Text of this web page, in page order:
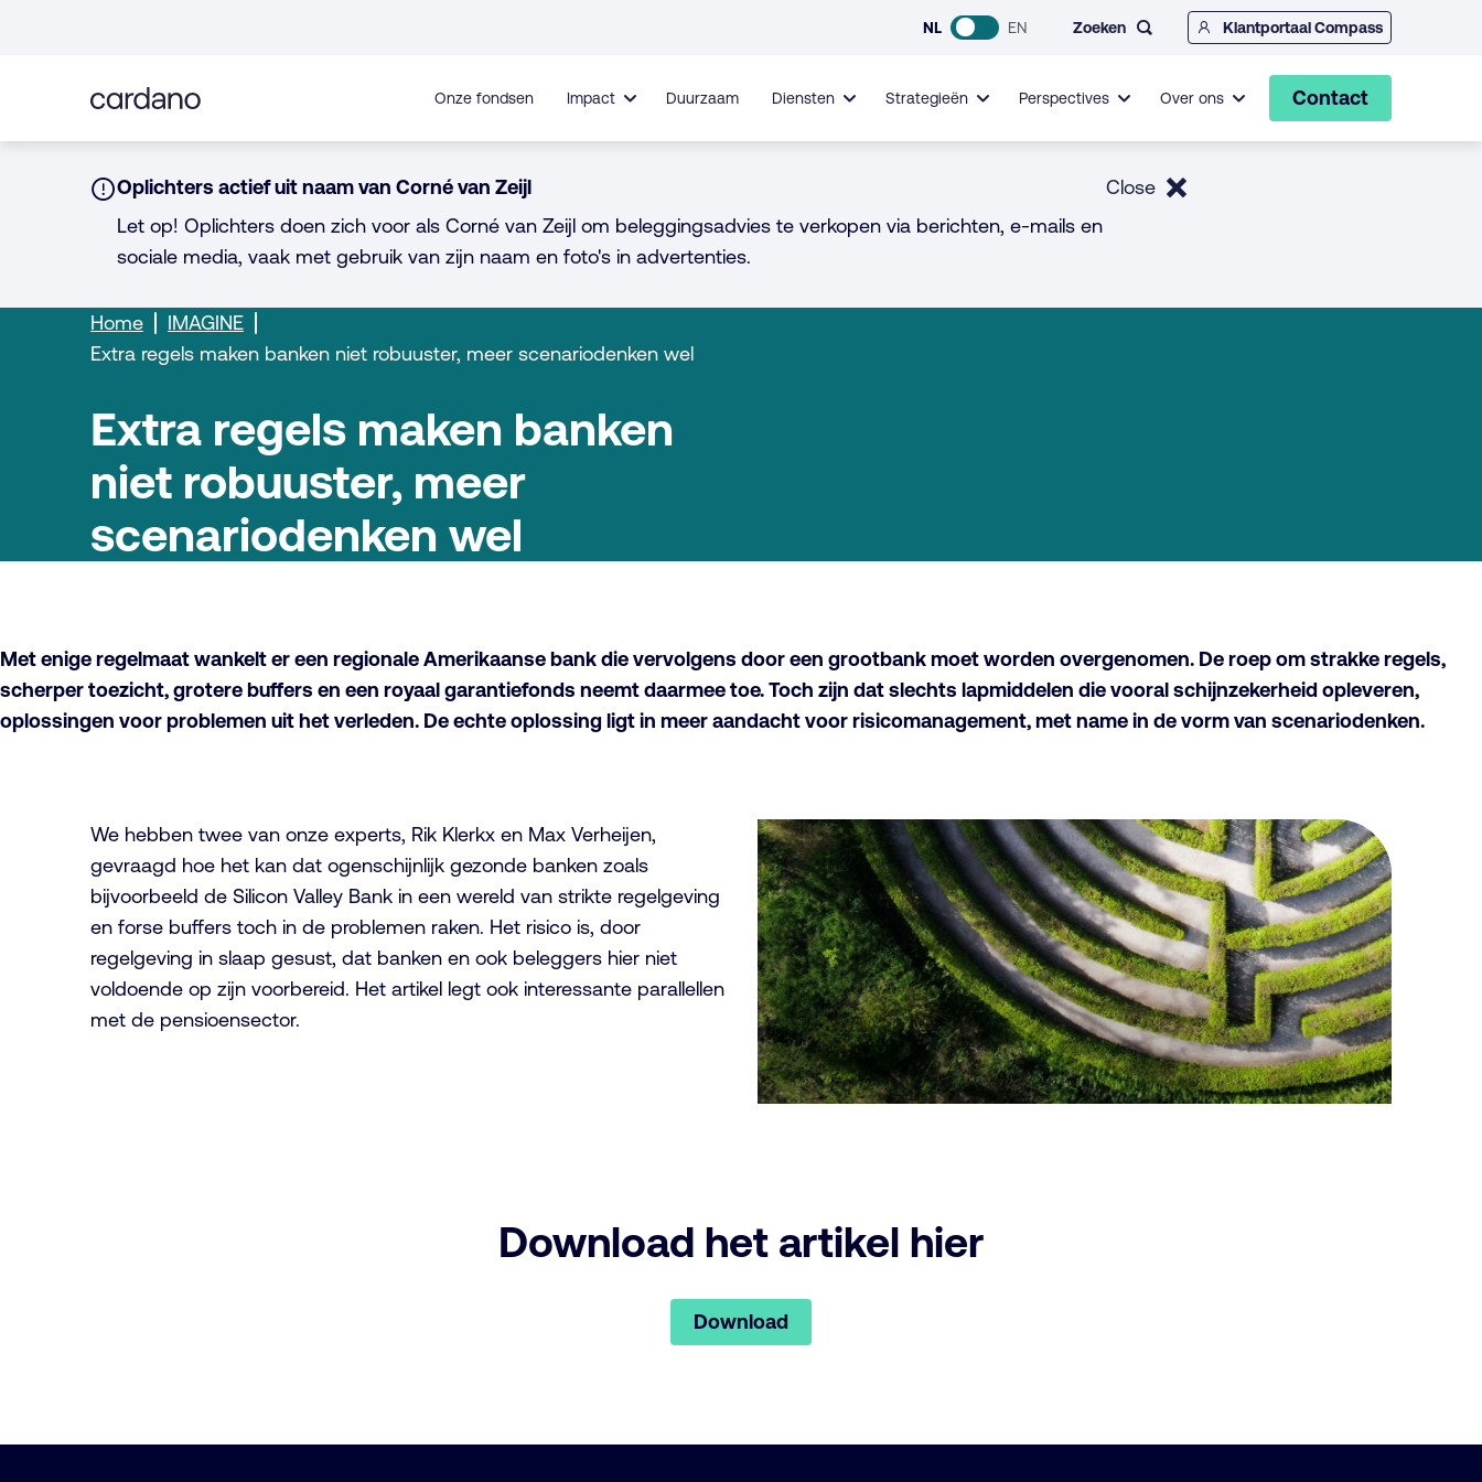
inhoud
NL EN Zoeken Klantportaal Compass
Onze fondsen Impact Duurzaam Diensten Strategieën Perspectives Over ons Contact
Notice:
Oplichters actief uit naam van Corné van Zeijl
Let op! Oplichters doen zich voor als Corné van Zeijl om beleggingsadvies te verkopen via berichten, e-mails en
sociale media, vaak met gebruik van zijn naam en foto's in advertenties.
Close
Home
IMAGINE
Extra regels maken banken niet robuuster, meer scenariodenken wel
Extra regels maken banken
niet robuuster, meer
scenariodenken wel
Met enige regelmaat wankelt er een regionale Amerikaanse bank die vervolgens door een grootbank moet worden overgenomen. De roep om strakke regels,
scherper toezicht, grotere buffers en een royaal garantiefonds neemt daarmee toe. Toch zijn dat slechts lapmiddelen die vooral schijnzekerheid opleveren,
oplossingen voor problemen uit het verleden. De echte oplossing ligt in meer aandacht voor risicomanagement, met name in de vorm van scenariodenken.
We hebben twee van onze experts, Rik Klerkx en Max Verheijen,
gevraagd hoe het kan dat ogenschijnlijk gezonde banken zoals
bijvoorbeeld de Silicon Valley Bank in een wereld van strikte regelgeving
en forse buffers toch in de problemen raken. Het risico is, door
regelgeving in slaap gesust, dat banken en ook beleggers hier niet
voldoende op zijn voorbereid. Het artikel legt ook interessante parallellen
met de pensioensector.
Download het artikel hier
Download